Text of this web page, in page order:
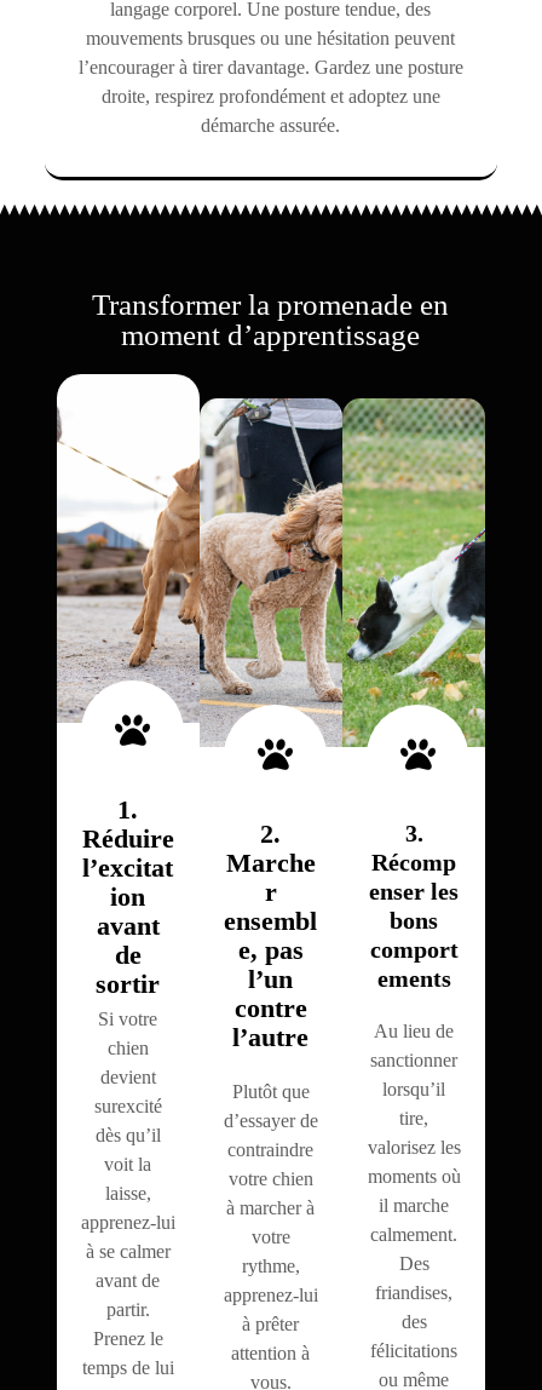
langage corporel. Une posture tendue, des
mouvements brusques ou une hésitation peuvent
l’encourager à tirer davantage. Gardez une posture
droite, respirez profondément et adoptez une
démarche assurée.
Transformer la promenade en
moment d’apprentissage
1.
Réduire
l’excitat
ion
avant
de
sortir
Si votre
chien
devient
surexcité
dès qu’il
voit la
laisse,
apprenez-lui
à se calmer
avant de
partir.
Prenez le
temps de lui
2.
Marche
r
ensembl
e, pas
l’un
contre
l’autre
Plutôt que
d’essayer de
contraindre
votre chien
à marcher à
votre
rythme,
apprenez-lui
à prêter
attention à
vous.
3.
Récomp
enser les
bons
comport
ements
Au lieu de
sanctionner
lorsqu’il
tire,
valorisez les
moments où
il marche
calmement.
Des
friandises,
des
félicitations
ou même